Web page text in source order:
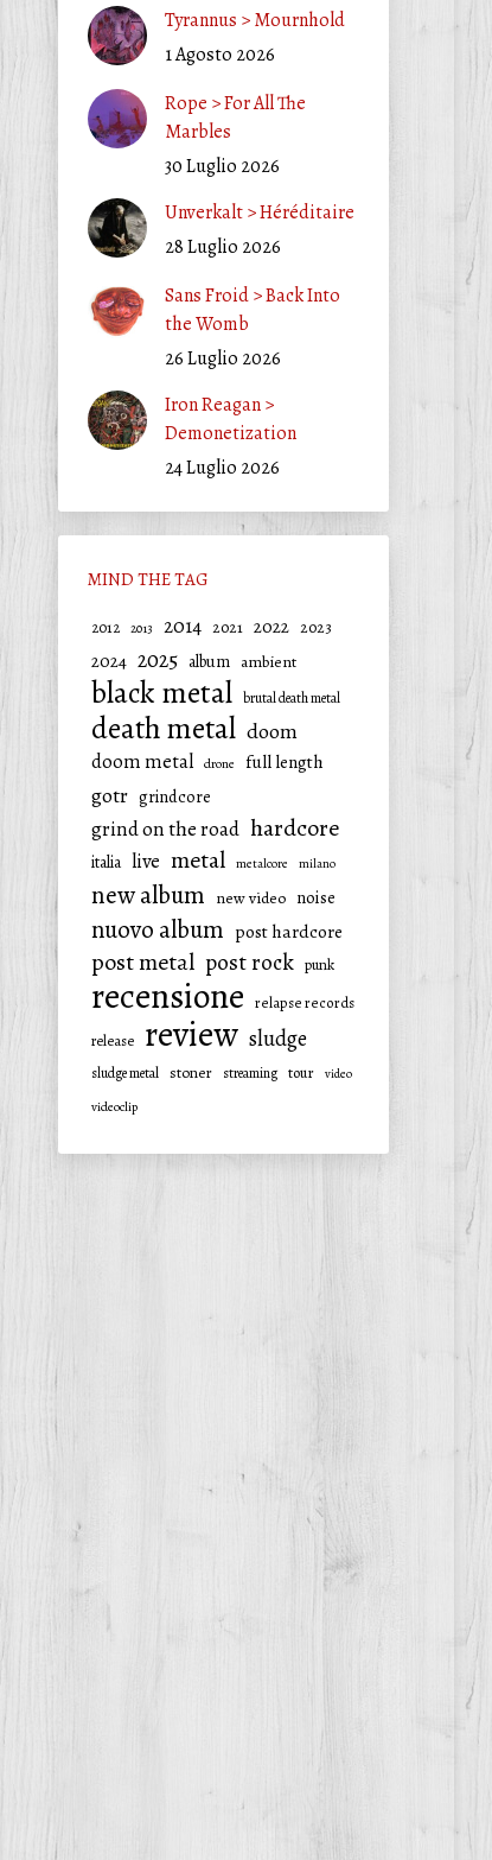
Tyrannus > Mournhold
1 Agosto 2026
Rope > For All The
Marbles
30 Luglio 2026
Unverkalt > Héréditaire
28 Luglio 2026
Sans Froid > Back Into
the Womb
26 Luglio 2026
Iron Reagan >
Demonetization
24 Luglio 2026
MIND THE TAG
2012 2013 2014 2021 2022 2023
2024 2025 album ambient
black metal brutal death metal
death metal doom
doom metal drone full length
gotr grindcore
grind on the road hardcore
italia live metal metalcore milano
new album new video noise
nuovo album post hardcore
post metal post rock punk
recensione relapse records
release
review sludge
sludge metal stoner streaming tour
video
videoclip